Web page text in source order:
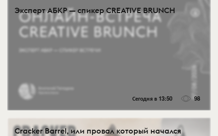
Эксперт АБКР — спикер CREATIVE BRUNCH
Сегодня в 13:50 98
Cracker Barrel, или провал который начался